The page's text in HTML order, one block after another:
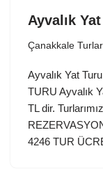
Ayvalık
Çanakkale
Ayvalık Yat
TURU Ayvalık
TL dir.
4246 TUR